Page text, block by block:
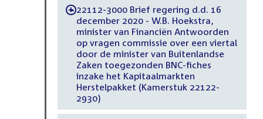
-22112-3000 Brief regering d.d. 16
december 2020 - W.B. Hoekstra,
minister van Financiën Antwoorden
op vragen commissie over een viertal
door de minister van Buitenlandse
Zaken toegezonden BNC-fiches
inzake het Kapitaalmarkten
Herstelpakket (Kamerstuk 22122-
2930)